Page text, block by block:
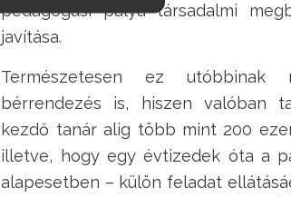
pedagógusi pálya társadalmi
javítása.
Természetesen ez
bérrendezés is, hiszen valóban
kezdő tanár alig több mint 200
illetve, hogy egy évtizedek óta a
alapesetben – külön feladat